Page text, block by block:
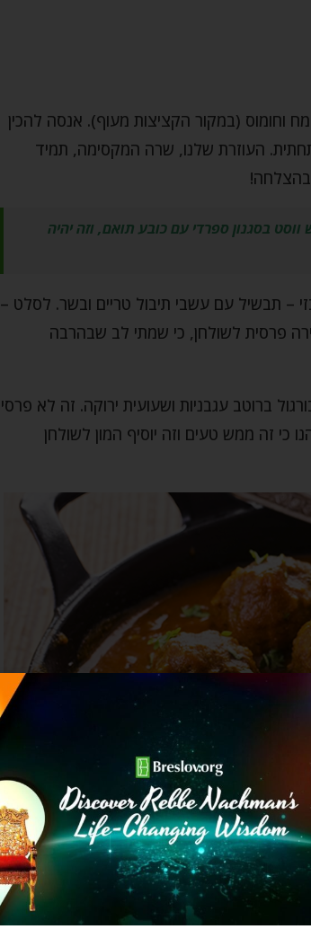
וחומוס (במקור הקציצות מעוף). אנסה להכין
העוזרת שלנו, שרה המקסימה, תמיד
בהצלחה!
בסגנון ספרדי עם כובע תואם, וזה יהיה
– תבשיל עם עשבי תיבול טריים ובשר. לסלט –
פרסית לשולחן, כי שמתי לב שבהרבה
ברוטב עגבניות ושעועית ירוקה. זה לא פרסי
כי זה ממש טעים וזה יוסיף המון לשולחן